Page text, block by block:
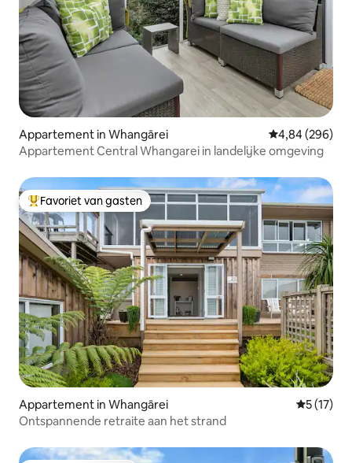
Appartement in Whangārei Gemiddelde
4,84 (296)
Appartement Central Whangarei in landelijke omgeving
Topfavoriet van gasten
Favoriet van gasten
Appartement in Whangārei
5 (17)
Ontspannende retraite aan het strand